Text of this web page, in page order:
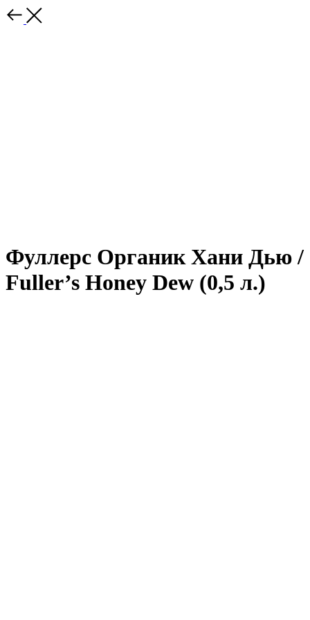
Фуллерс Органик Хани Дью /
Fuller’s Honey Dew (0,5 л.)